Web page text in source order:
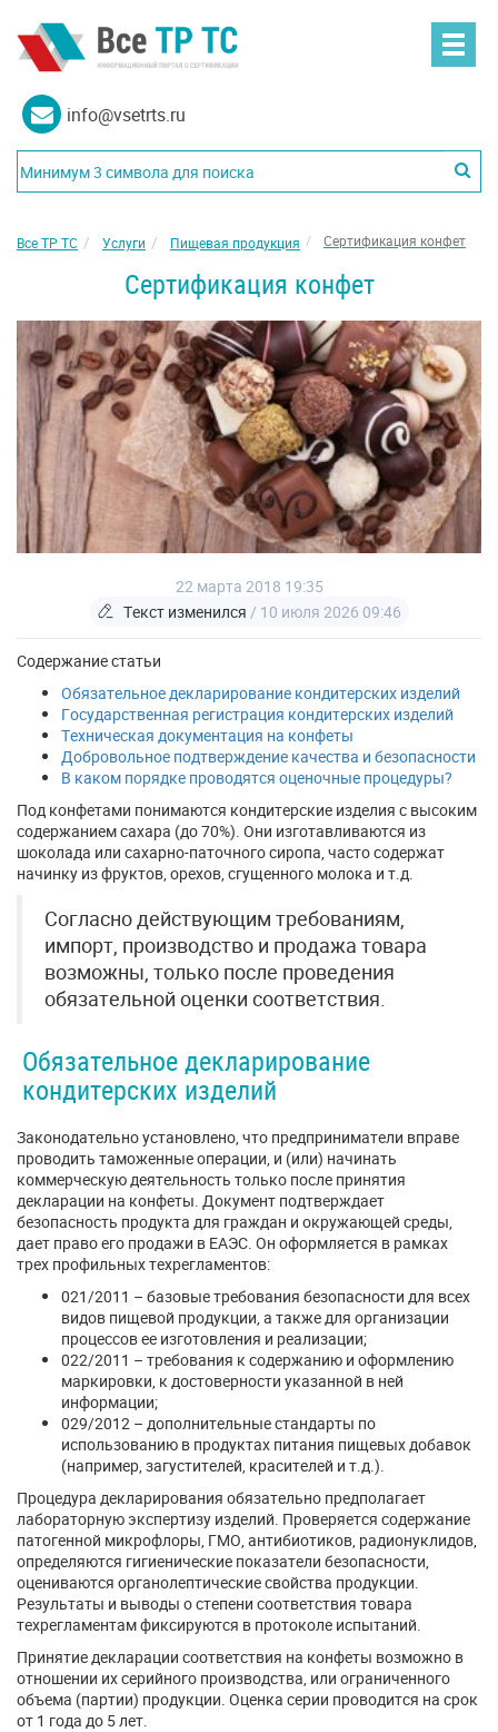
info@vsetrts.ru
Все ТР ТС Услуги Пищевая продукция Сертификация конфет
Сертификация конфет
22 марта 2018 19:35
Текст изменился / 10 июля 2026 09:46
Содержание статьи
Обязательное декларирование кондитерских изделий
Государственная регистрация кондитерских изделий
Техническая документация на конфеты
Добровольное подтверждение качества и безопасности
В каком порядке проводятся оценочные процедуры?
Под конфетами понимаются кондитерские изделия с высоким
содержанием сахара (до 70%). Они изготавливаются из
шоколада или сахарно-паточного сиропа, часто содержат
начинку из фруктов, орехов, сгущенного молока и т.д.
Согласно действующим требованиям,
импорт, производство и продажа товара
возможны, только после проведения
обязательной оценки соответствия.
Обязательное декларирование
кондитерских изделий
Законодательно установлено, что предприниматели вправе
проводить таможенные операции, и (или) начинать
коммерческую деятельность только после принятия
декларации на конфеты. Документ подтверждает
безопасность продукта для граждан и окружающей среды,
дает право его продажи в ЕАЭС. Он оформляется в рамках
трех профильных техрегламентов:
021/2011 – базовые требования безопасности для всех
видов пищевой продукции, а также для организации
процессов ее изготовления и реализации;
022/2011 – требования к содержанию и оформлению
маркировки, к достоверности указанной в ней
информации;
029/2012 – дополнительные стандарты по
использованию в продуктах питания пищевых добавок
(например, загустителей, красителей и т.д.).
Процедура декларирования обязательно предполагает
лабораторную экспертизу изделий. Проверяется содержание
патогенной микрофлоры, ГМО, антибиотиков, радионуклидов,
определяются гигиенические показатели безопасности,
оцениваются органолептические свойства продукции.
Результаты и выводы о степени соответствия товара
техрегламентам фиксируются в протоколе испытаний.
Принятие декларации соответствия на конфеты возможно в
отношении их серийного производства, или ограниченного
объема (партии) продукции. Оценка серии проводится на срок
от 1 года до 5 лет.